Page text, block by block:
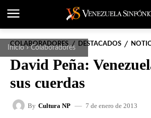
Inicio Colaboradores
COLABORADORES DESTACADOS
David Peña:
sus cuerdas
By Cultura NP 7 de enero de 2013